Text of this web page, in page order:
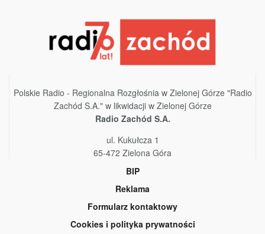
Polskie Radio - Regionalna Rozgłośnia w Zielonej Górze "Radio
Zachód S.A." w likwidacji w Zielonej Górze
Radio Zachód S.A.
ul. Kukułcza 1
65-472 Zielona Góra
BIP
Reklama
Formularz kontaktowy
Cookies i polityka prywatności